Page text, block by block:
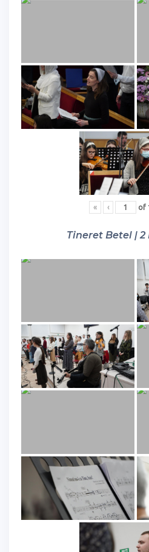
« ‹ of
Tineret Betel | 2